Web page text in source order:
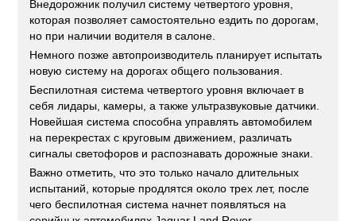
Внедорожник получил систему четвертого уровня,
которая позволяет самостоятельно ездить по дорогам,
но при наличии водителя в салоне.
Немного позже автопроизводитель планирует испытать
новую систему на дорогах общего пользования.
Беспилотная система четвертого уровня включает в
себя лидары, камеры, а также ультразвуковые датчики.
Новейшая система способна управлять автомобилем
на перекрестах с круговым движением, различать
сигналы светофоров и распознавать дорожные знаки.
Важно отметить, что это только начало длительных
испытаний, которые продлятся около трех лет, после
чего беспилотная система начнет появляться на